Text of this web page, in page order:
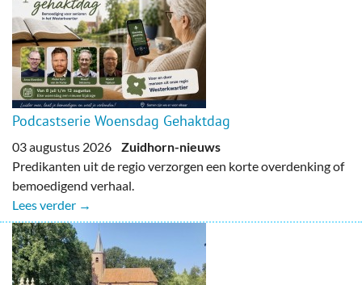
Podcastserie Woensdag Gehaktdag
03 augustus 2026 Zuidhorn-nieuws
Predikanten uit de regio verzorgen een korte overdenking of
bemoedigend verhaal.
Lees verder →